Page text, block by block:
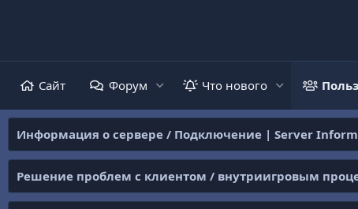
Сайт Форум Что нового
Информация о сервере / Подключение | Server
Решение проблем с клиентом / внутриигровым